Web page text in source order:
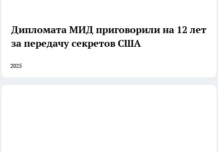
Дипломата МИД приговорили на 12 лет
за передачу секретов США
2025